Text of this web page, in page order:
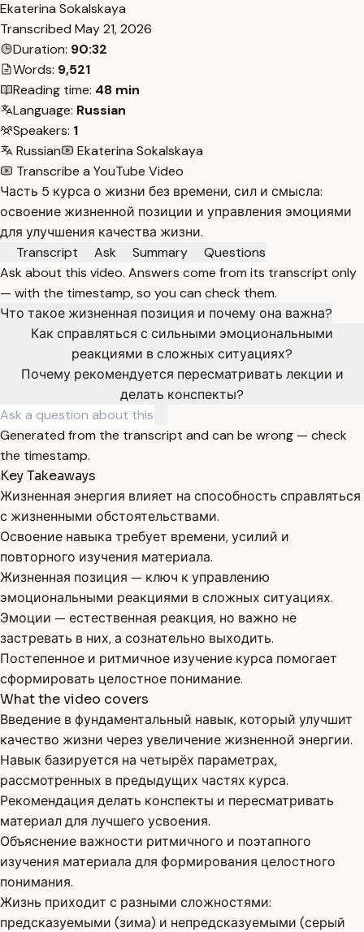
Ekaterina Sokalskaya
Transcribed May 21, 2026
Duration: 90:32
Words: 9,521
Reading time: 48 min
Language: Russian
Speakers: 1
Russian
Ekaterina Sokalskaya
Transcribe a YouTube Video
Часть 5 курса о жизни без времени, сил и смысла:
освоение жизненной позиции и управления эмоциями
для улучшения качества жизни.
Transcript
Ask Summary
Questions
Ask about this video. Answers come from its transcript only
— with the timestamp, so you can check them.
Что такое жизненная позиция и почему она важна?
Как справляться с сильными эмоциональными
реакциями в сложных ситуациях?
Почему рекомендуется пересматривать лекции и
делать конспекты?
Generated from the transcript and can be wrong — check
the timestamp.
Key Takeaways
Жизненная энергия влияет на способность справляться
с жизненными обстоятельствами.
Освоение навыка требует времени, усилий и
повторного изучения материала.
Жизненная позиция — ключ к управлению
эмоциональными реакциями в сложных ситуациях.
Эмоции — естественная реакция, но важно не
застревать в них, а сознательно выходить.
Постепенное и ритмичное изучение курса помогает
сформировать целостное понимание.
What the video covers
Введение в фундаментальный навык, который улучшит
качество жизни через увеличение жизненной энергии.
Навык базируется на четырёх параметрах,
рассмотренных в предыдущих частях курса.
Рекомендация делать конспекты и пересматривать
материал для лучшего усвоения.
Объяснение важности ритмичного и поэтапного
изучения материала для формирования целостного
понимания.
Жизнь приходит с разными сложностями:
предсказуемыми (зима) и непредсказуемыми (серый